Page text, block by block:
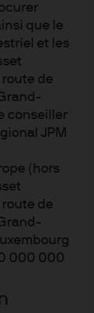
que le
et les
route de
conseiller
JPM
(hors
route de
000 000
des
d’ETF
indiqué
se déclarent